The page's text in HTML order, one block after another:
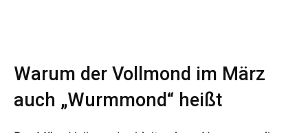
Warum der Vollmond im März
auch „Wurmmond“ heißt